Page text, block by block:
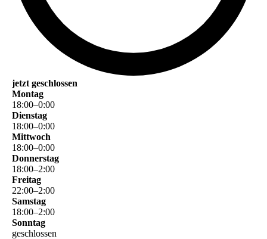
jetzt geschlossen
Montag
18:00–0:00
Dienstag
18:00–0:00
Mittwoch
18:00–0:00
Donnerstag
18:00–2:00
Freitag
22:00–2:00
Samstag
18:00–2:00
Sonntag
geschlossen